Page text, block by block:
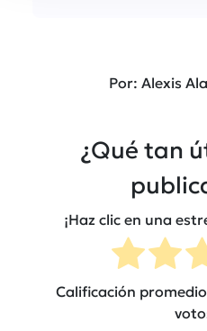
Por: Alexis
¿Qué tan
¡Haz clic en una
Calificación promedio